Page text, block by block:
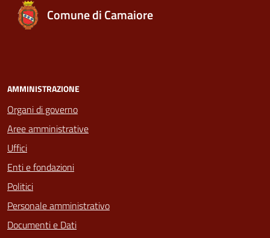
Comune di Camaiore
AMMINISTRAZIONE
Organi di governo
Aree amministrative
Uffici
Enti e fondazioni
Politici
Personale amministrativo
Documenti e Dati